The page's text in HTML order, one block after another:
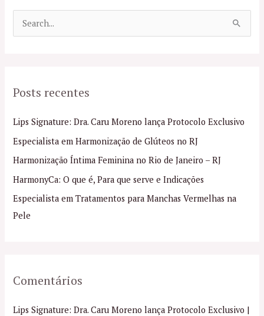
u
s
a
r
p
o
r
Posts recentes
Lips Signature: Dra. Caru Moreno lança Protocolo Exclusivo
Especialista em Harmonização de Glúteos no RJ
Harmonização Íntima Feminina no Rio de Janeiro – RJ
HarmonyCa: O que é, Para que serve e Indicações
Especialista em Tratamentos para Manchas Vermelhas na
Pele
Comentários
Lips Signature: Dra. Caru Moreno lança Protocolo Exclusivo |